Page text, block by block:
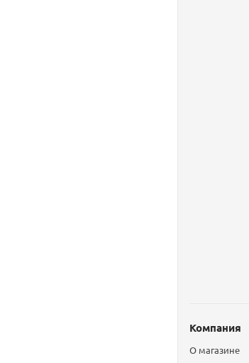
Компания
О магазине